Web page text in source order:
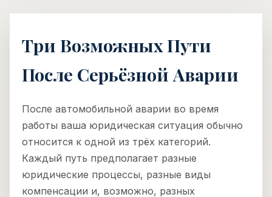
Три Возможных Пути
После Серьёзной Аварии
После автомобильной аварии во время
работы ваша юридическая ситуация обычно
относится к одной из трёх категорий.
Каждый путь предполагает разные
юридические процессы, разные виды
компенсации и, возможно, разных